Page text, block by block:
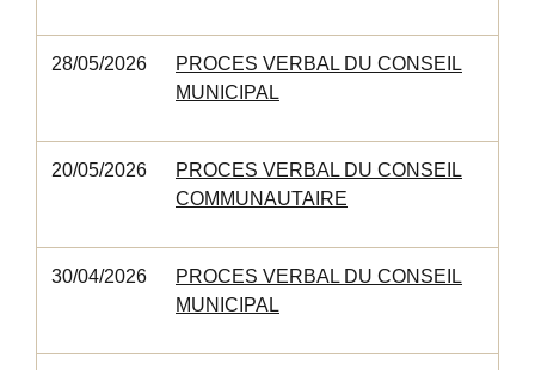
28/05/2026
PROCES VERBAL DU CONSEIL
MUNICIPAL
20/05/2026
PROCES VERBAL DU CONSEIL
COMMUNAUTAIRE
30/04/2026
PROCES VERBAL DU CONSEIL
MUNICIPAL